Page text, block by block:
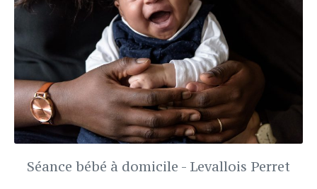
Séance bébé à domicile - Levallois Perret